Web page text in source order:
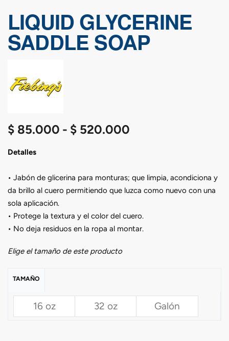
LIQUID GLYCERINE
SADDLE SOAP
$ 85.000 $520.000
Detalles
• Jabón de glicerina para monturas; que limpia, acondiciona y
da brillo al cuero permitiendo que luzca como nuevo con una
sola aplicación.
• Protege la textura y el color del cuero.
• No deja residuos en la ropa al montar.
Elige el tamaño de este producto
TAMAÑO
16 oz 32 oz Galón